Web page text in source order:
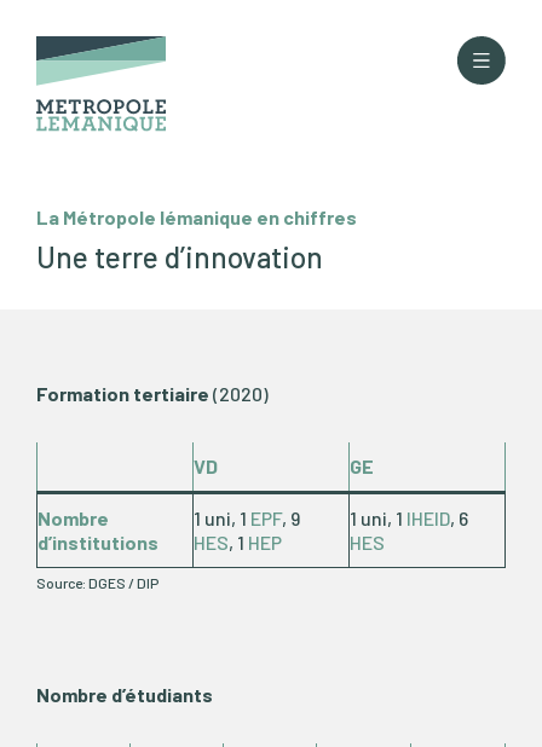
La Métropole lémanique en chiffres
Une terre d’innovation
Formation tertiaire (2020)
VD GE
Nombre
d’institutions
1 uni, 1 EPF, 9
HES, 1 HEP
1 uni, 1 IHEID, 6
HES
Source: DGES / DIP
Nombre d’étudiants